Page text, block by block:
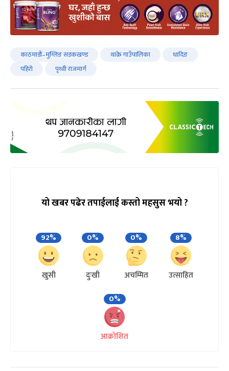
काठमाडौं–मुग्लिङ सडकखण्ड थाक्रे गाउँपालिका
धादिङ
पहिरो
पृथ्वी राजमार्ग
यो खबर पढेर तपाईलाई कस्तो महसुस भयो ?
92%
खुसी
0%
दुःखी
0%
अचम्मित
8%
उत्साहित
0%
आक्रोशित